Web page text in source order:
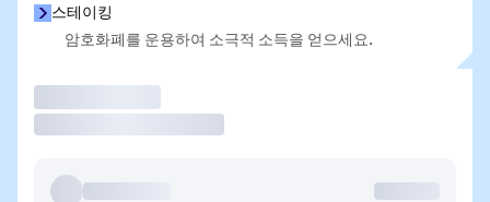
스테이킹
암호화폐를 운용하여 소극적 소득을 얻으세요.